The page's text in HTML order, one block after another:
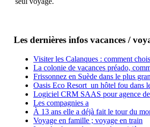
Les dernières infos vacances /
Visiter les Calanques : comment
La colonie de vacances préado,
Frissonnez en Suède dans le plus
Oasis Eco Resort un hôtel fou dans
Logiciel CRM SAAS pour agence
Les compagnies a
À 13 ans elle a déjà fait le tour du
Voyage en famille ; voyage en train